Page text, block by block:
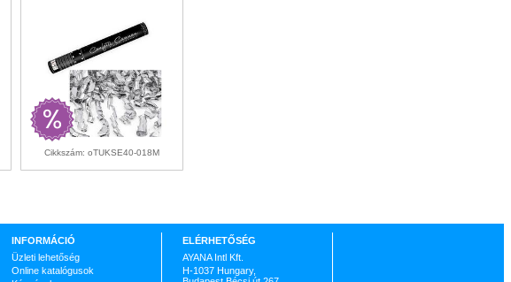
Cikkszám: oTUKSE40-018M
INFORMÁCIÓ
Üzleti lehetőség
Online katalógusok
ELÉRHETŐSÉG
AYANA Intl Kft.
H-1037 Hungary,